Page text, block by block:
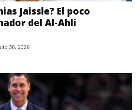
Jaissle? El poco
del Al-Ahli
30, 2026